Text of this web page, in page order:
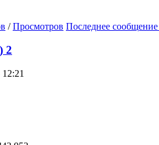
/Просмотров Последнее сообщение
2